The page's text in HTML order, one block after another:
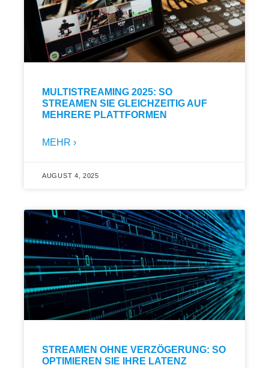
MULTISTREAMING 2025: SO
STREAMEN SIE GLEICHZEITIG AUF
MEHRERE PLATTFORMEN
MEHR ›
AUGUST 4, 2025
STREAMEN OHNE VERZÖGERUNG: SO
OPTIMIEREN SIE IHRE LATENZ